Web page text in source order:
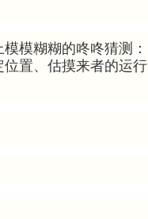
模糊糊的咚咚猜测：
置、估摸来者的运行